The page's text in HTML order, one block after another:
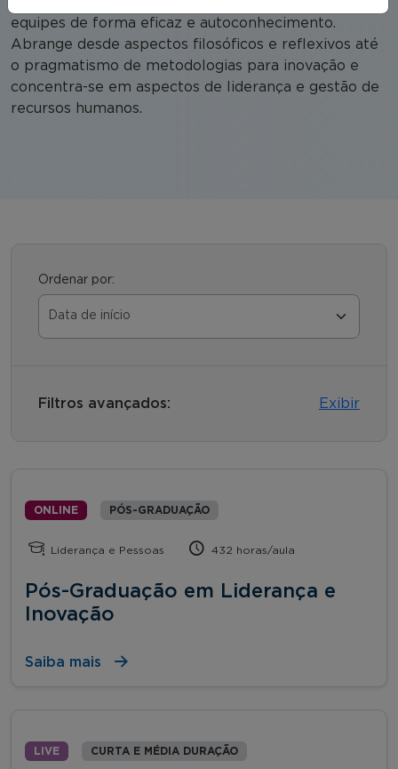
equipes de forma eficaz e autoconhecimento.
Abrange desde aspectos filosóficos e reflexivos até
o pragmatismo de metodologias para inovação e
concentra-se em aspectos de liderança e gestão de
recursos humanos.
Ordenar por:
Filtros avançados: Exibir
ONLINE PÓS-GRADUAÇÃO
Liderança e Pessoas 432 horas/aula
Pós-Graduação em Liderança e
Inovação
Saiba mais
LIVE CURTA E MÉDIA DURAÇÃO